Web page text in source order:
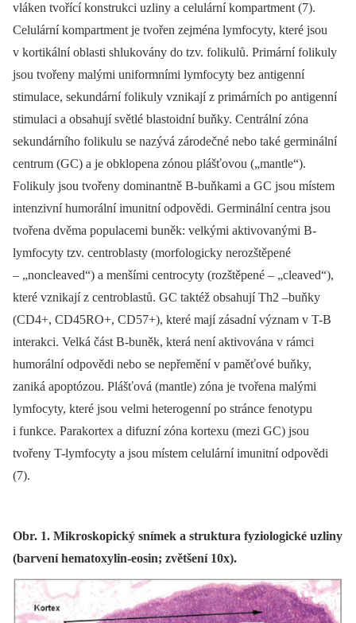
vláken tvořící konstrukci uzliny a celulární kompartment (7).
Celulární kompartment je tvořen zejména lymfocyty, které jsou
v kortikální oblasti shlukovány do tzv. folikulů. Primární folikuly
jsou tvořeny malými uniformními lymfocyty bez antigenní
stimulace, sekundární folikuly vznikají z primárních po antigenní
stimulaci a obsahují světlé blastoidní buňky. Centrální zóna
sekundárního folikulu se nazývá zárodečné nebo také germinální
centrum (GC) a je obklopena zónou plášťovou („mantle“).
Folikuly jsou tvořeny dominantně B-buňkami a GC jsou místem
intenzivní humorální imunitní odpovědi. Germinální centra jsou
tvořena dvěma populacemi buněk: velkými aktivovanými B-
lymfocyty tzv. centroblasty (morfologicky nerozštěpené
–⁠ „noncleaved“) a menšími centrocyty (rozštěpené –⁠ „cleaved“),
které vznikají z centroblastů. GC taktéž obsahují Th2 –buňky
(CD4+, CD45RO+, CD57+), které mají zásadní význam v T-B
interakci. Velká část B-buněk, která není aktivována v rámci
humorální odpovědi nebo se nepřemění v paměťové buňky,
zaniká apoptózou. Plášťová (mantle) zóna je tvořena malými
lymfocyty, které jsou velmi heterogenní po stránce fenotypu
i funkce. Parakortex a difuzní zóna kortexu (mezi GC) jsou
tvořeny T-lymfocyty a jsou místem celulární imunitní odpovědi
(7).
Obr. 1. Mikroskopický snímek a struktura fyziologické uzliny
(barvení hematoxylin-eosin; zvětšení 10x).